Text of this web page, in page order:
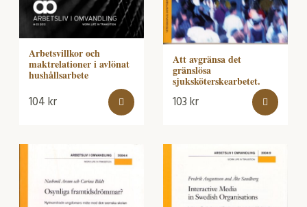
Arbetsvillkor och
maktrelationer i avlönat
hushållsarbete
104kr
Att avgränsa det
gränslösa
sjuksköterskearbetet.
103kr